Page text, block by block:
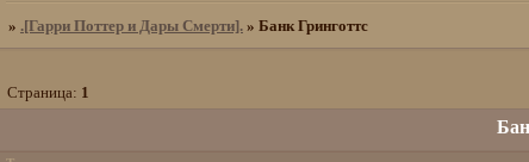
» .[Гарри Поттер и Дары Смерти]. » Банк Гринготтс
Страница: 1